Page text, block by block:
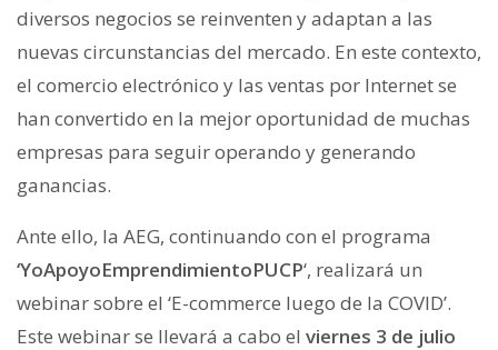
diversos negocios se reinventen y adaptan a las
nuevas circunstancias del mercado. En este contexto,
el comercio electrónico y las ventas por Internet se
han convertido en la mejor oportunidad de muchas
empresas para seguir operando y generando
ganancias.
Ante ello, la AEG, continuando con el programa
‘YoApoyoEmprendimientoPUCP‘, realizará un
webinar sobre el ‘E-commerce luego de la COVID’.
Este webinar se llevará a cabo el viernes 3 de julio